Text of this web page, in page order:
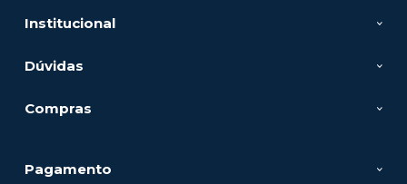
Institucional
Dúvidas
Compras
Pagamento